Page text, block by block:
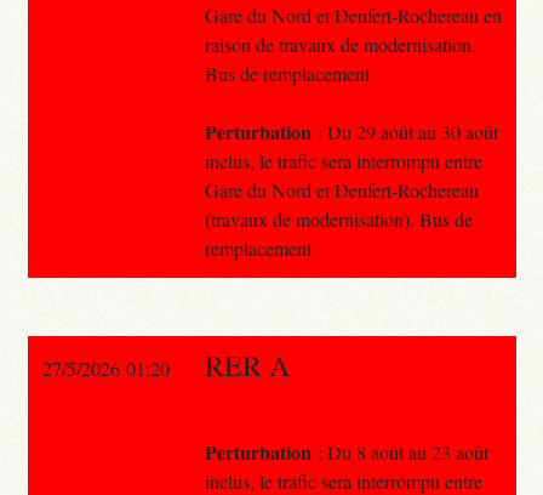
Gare du Nord et Denfert-Rochereau en
raison de travaux de modernisation.
Bus de remplacement.
Perturbation : Du 29 août au 30 août
inclus, le trafic sera interrompu entre
Gare du Nord et Denfert-Rochereau
(travaux de modernisation). Bus de
remplacement.
27/5/2026 01:20 RER A
Perturbation : Du 8 août au 23 août
inclus, le trafic sera interrompu entre